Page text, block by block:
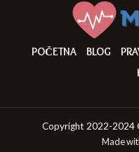
POČETNA BLOG
Copyright 2022-2024
Made